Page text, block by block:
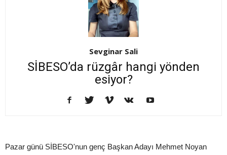
Sevginar Sali
SİBESO’da rüzgâr hangi yönden
esiyor?
Pazar günü SİBESO'nun genç Başkan Adayı Mehmet Noyan